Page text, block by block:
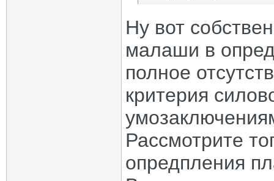
Ну вот
малаши в
полное
критерия
Рассмотрите
опредпления